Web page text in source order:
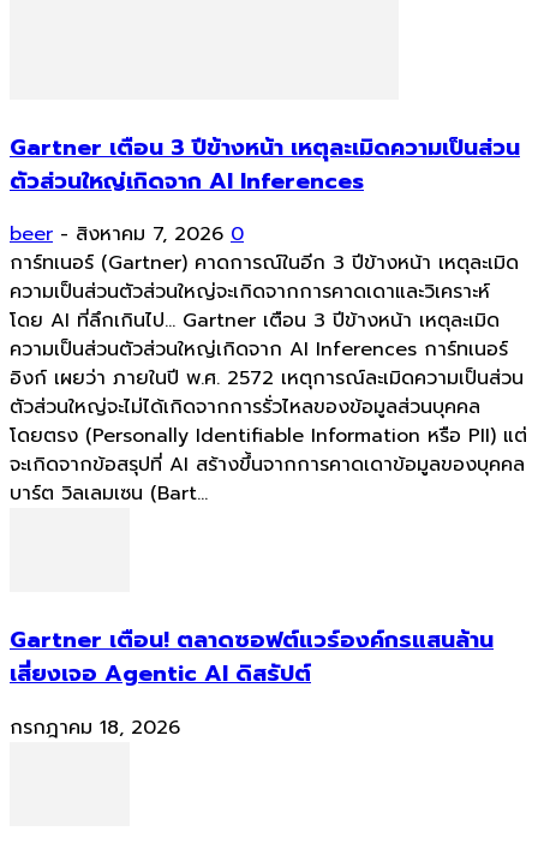
Gartner เตือน 3 ปีข้างหน้า เหตุละเมิดความเป็นส่วน
ตัวส่วนใหญ่เกิดจาก AI Inferences
beer - สิงหาคม 7, 2026 0
การ์ทเนอร์ (Gartner) คาดการณ์ในอีก 3 ปีข้างหน้า เหตุละเมิด
ความเป็นส่วนตัวส่วนใหญ่จะเกิดจากการคาดเดาและวิเคราะห์
โดย AI ที่ลึกเกินไป... Gartner เตือน 3 ปีข้างหน้า เหตุละเมิด
ความเป็นส่วนตัวส่วนใหญ่เกิดจาก AI Inferences การ์ทเนอร์
อิงก์ เผยว่า ภายในปี พ.ศ. 2572 เหตุการณ์ละเมิดความเป็นส่วน
ตัวส่วนใหญ่จะไม่ได้เกิดจากการรั่วไหลของข้อมูลส่วนบุคคล
โดยตรง (Personally Identifiable Information หรือ PII) แต่
จะเกิดจากข้อสรุปที่ AI สร้างขึ้นจากการคาดเดาข้อมูลของบุคคล
บาร์ต วิลเลมเซน (Bart...
Gartner เตือน! ตลาดซอฟต์แวร์องค์กรแสนล้าน
เสี่ยงเจอ Agentic AI ดิสรัปต์
กรกฎาคม 18, 2026